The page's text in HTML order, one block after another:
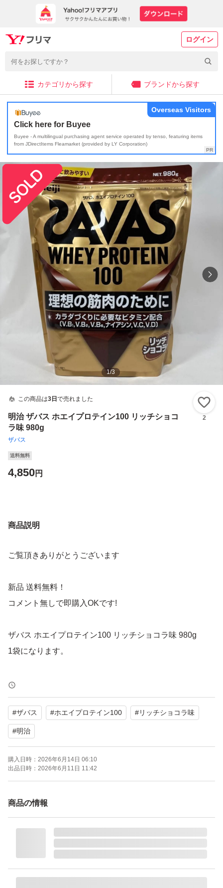
ログイン
カテゴリから探す ブランドから探す
Click here for Buyee
Buyee - A multilingual purchasing agent service operated by tenso, featuring items
from JDirectItems Fleamarket (provided by LY Corporation)
Overseas Visitors
1/3
この商品は3日 で売れました
明治 ザバス ホエイプロテイン100 リッチショコ
ラ味 980g
ザバス
2
送料無料
4,850円
商品説明
ご覧頂きありがとうございます
新品 送料無料！
コメント無しで即購入OKです!
ザバス ホエイプロテイン100 リッチショコラ味 980g
1袋になります。
新品未開封品
賞味期限 2027.08月
簡易的な梱包での発送とさせて頂きます。
開封時にカッターやハサミ等を使用されるる場合は、
十分にお気をつけ下さい。
詳細】
#ザバス #ホエイプロテイン100 #リッチショコラ味
#明治
購入日時： 2026年6月14日 06:10
出品日時： 2026年6月11日 11:42
商品の情報